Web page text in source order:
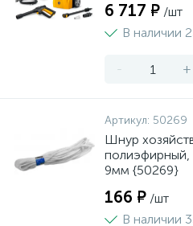
6 717 ₽ /шт
В наличии
- +
Артикул: 50269
Шнур
полиэфирный,
9мм {50269}
166 ₽ /шт
В наличии